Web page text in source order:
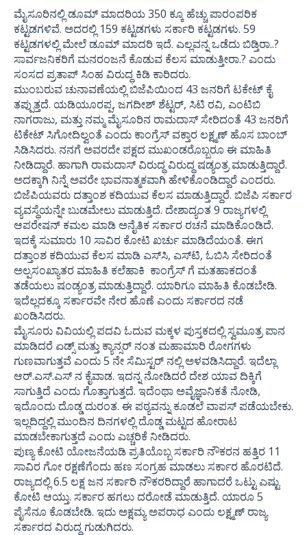
ಮೈಸೂರಿನಲ್ಲಿ ಡೂಮ್ ಮಾದರಿಯ 350 ಕ್ಕೂ ಹೆಚ್ಚು ಪಾರಂಪರಿಕ
ಕಟ್ಟಡಗಳಿವೆ. ಅದರಲ್ಲಿ 159 ಕಟ್ಟಡಗಳು ಸರ್ಕಾರಿ ಕಟ್ಟಡಗಳು. 59
ಕಟ್ಟಡಗಳಲ್ಲಿ ಮೇಲೆ ಡೂಮ್ ಮಾದರಿ ಇದೆ. ಎಲ್ಲವನ್ನ ಒಡೆದು ಬಿಡ್ತಿರಾ..?
ಸಾರ್ವಜನಿಕರಿಗೆ ಮನರಂಜನೆ ಕೊಡುವ ಕೆಲಸ ಮಾಡುತ್ತೀರಾ.? ಎಂದು
ಸಂಸದ ಪ್ರತಾಪ್ ಸಿಂಹ ವಿರುದ್ಧ ಕಿಡಿ ಕಾರಿದರು.
ಮುಂಬರುವ ಚುನಾವಣೆಯಲ್ಲಿ ಬಿಜೆಪಿಯಿಂದ 43 ಜನರಿಗೆ ಟಕೇಟ್ ಕೈ
ತಪ್ಪುತ್ತದೆ. ಯಡಿಯೂರಪ್ಪ, ಜಗದೀಶ್ ಶೆಟ್ಟರ್, ಸಿಟಿ ರವಿ, ಎಂಟಿಬಿ
ನಾಗರಾಜು, ಮತ್ತು ನಮ್ಮ ಮೈಸೂರಿನ ರಾಮದಾಸ್ ಸೇರಿದಂತೆ 43 ಜನರಿಗೆ
ಟಿಕೇಟ್ ಸಿಗೋದಿಲ್ವಂತೆ ಎಂದು ಕಾಂಗ್ರೆಸ್ ವಕ್ತಾರ ಲಕ್ಷ್ಮಣ್ ಹೊಸ ಬಾಂಬ್
ಸಿಡಿಸಿದರು. ನನಗೆ ಅವರದೇ ಪಕ್ಷದ ಮುಖಂಡರೊಬ್ಬರೂ ಈ ಮಾಹಿತಿ
ನೀಡಿದ್ದಾರೆ. ಹಾಗಾಗಿ ರಾಮದಾಸ್ ವಿರುದ್ಧ ವಿರುದ್ಧ ಷಡ್ಯಂತ್ರ ಮಾಡುತ್ತಿದ್ದಾರೆ.
ಅದಕ್ಕಾಗಿ ನಿನ್ನೆ ಅವರೇ ಭಾವನಾತ್ಮಕವಾಗಿ ಹೇಳಿಕೊಂಡಿದ್ದಾರೆ ಎಂದರು.
ಬಿಜೆಪಿಯವರು ದತ್ತಾಂಶ ಕದಿಯುವ ಕೆಲಸ ಮಾಡುತ್ತಿದ್ದಾರೆ. ಬಿಜೆಪಿ ಸರ್ಕಾರ
ವ್ಯವಸ್ಥೆಯನ್ನೇ ಬುಡಮೇಲು ಮಾಡುತ್ತಿದೆ. ದೇಶಾದ್ಯಂತ 9 ರಾಜ್ಯಗಳಲ್ಲಿ
ಆಪರೇಷನ್ ಕಮಲ ಮಾಡಿ ಅನೈತಿಕ ಸರ್ಕಾರ ರಚನೆ ಮಾಡಿಕೊಂಡಿದೆ.
ಇದಕ್ಕೆ ಸುಮಾರು 10 ಸಾವಿರ ಕೋಟಿ ಖರ್ಚು ಮಾಡಿದೆಯಂತೆ. ಈಗ
ದತ್ತಾಂಶ ಕದಿಯುವ ಕೆಲಸ ಮಾಡಿ ಎಸ್‍ಸಿ, ಎಸ್‍ಟಿ, ಓಬಿಸಿ ಸೇರಿದಂತೆ
ಅಲ್ಪಸಂಖ್ಯಾತರ ಮಾಹಿತಿ ಕಲೆಹಾಕಿ ಕಾಂಗ್ರೆಸ್ ಗೆ ಮತಹಾಕದಂತೆ
ತಡೆಯಲು ಷಂಡ್ಯಂತ್ರ ಮಾಡುತ್ತಿದ್ದಾರೆ. ಯಾರಿಗೂ ಮಾಹಿತಿ ಕೊಡಬೇಡಿ.
ಇದೆಲ್ಲದಕ್ಕೂ ಸರ್ಕಾರವೇ ನೇರ ಹೊಣೆ ಎಂದು ಸರ್ಕಾರದ ನಡೆ
ಖಂಡಿಸಿದರು.
ಮೈಸೂರು ವಿವಿಯಲ್ಲಿ ಪದವಿ ಓದುವ ಮಕ್ಕಳ ಪುಸ್ತಕದಲ್ಲಿ ಸ್ವಮೂತ್ರ ಪಾನ
ಮಾಡಿದರೆ ಏಡ್ಸ್ ಮತ್ತು ಕ್ಯಾನ್ಸರ್ ನಂತ ಮಹಾಮಾರಿ ರೋಗಗಳು
ಗುಣವಾಗುತ್ತವೆ ಎಂದು 5 ನೇ ಸೆಮಿಸ್ಟರ್ ನಲ್ಲಿ ಅಳವಡಿಸಿದ್ದಾರೆ. ಇದೆಲ್ಲಾ
ಆರ್.ಎಸ್.ಎಸ್ ನ ಕೈವಾಡ. ಇದನ್ನ ನೋಡಿದರೆ ದೇಶ ಯಾವ ದಿಕ್ಕಿಗೆ
ಸಾಗುತ್ತಿದೆ ಎಂದು ಗೊತ್ತಾಗುತ್ತದೆ. ಇದೆಂಥಾ ಅವೈಜ್ಞಾನಿಕತೆ ನೋಡಿ,
ಇದೊಂದು ದೊಡ್ಡ ದುರಂತ. ಈ ಪಠ್ಯವನ್ನು ಕೂಡಲೆ ವಾಪಸ್ ಪಡೆಯಬೇಕು.
ಇಲ್ಲದಿದ್ದಲ್ಲಿ ಮುಂದಿನ ದಿನಗಳಲ್ಲಿ ದೊಡ್ಡ ಮಟ್ಟದ ಹೋರಾಟ
ಮಾಡಬೇಕಾಗುತ್ತದೆ ಎಂದು ಎಚ್ಚರಿಕೆ ನೀಡಿದರು.
ಪುಣ್ಯ ಕೋಟಿ ಯೋಜನೆಯಡಿ ಪ್ರತಿಯೊಬ್ಬ ಸರ್ಕಾರಿ ನೌಕರನ ಹತ್ತಿರ 11
ಸಾವಿರ ಗೋ ರಕ್ಷಣೆಗೆಂದು ಹಣ ಸಂಗ್ರಹ ಮಾಡಲು ಸರ್ಕಾರ ಹೊರಟಿದೆ.
ರಾಜ್ಯದಲ್ಲಿ 6.5 ಲಕ್ಷ ಜನ ಸರ್ಕಾರಿ ನೌಕರರಿದ್ದಾರೆ ಹಾಗಾದರೆ ಒಟ್ಟು ಎಷ್ಟು
ಕೋಟಿ ಆಯ್ತು. ಸರ್ಕಾರ ಹಗಲು ದರೋಡೆ ಮಾಡುತ್ತಿದೆ. ಯಾರೂ 5
ಪೈಸೆನೂ ಕೊಡಬೇಡಿ. ಇದು ಅಕ್ಷಮ್ಯ ಅಪರಾಧ ಎಂದು ಲಕ್ಷ್ಮಣ್ ರಾಜ್ಯ
ಸರ್ಕಾರದ ವಿರುದ್ಧ ಗುಡುಗಿದರು.